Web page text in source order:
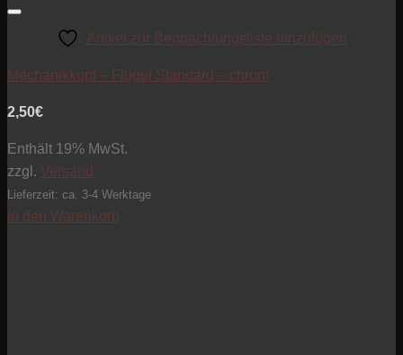
Artikel zur Beobachtungsliste hinzufügen
Mechanikkopf – Flügel Standard – chrom
2,50€
Enthält 19% MwSt.
zzgl. Versand
Lieferzeit: ca. 3-4 Werktage
In den Warenkorb